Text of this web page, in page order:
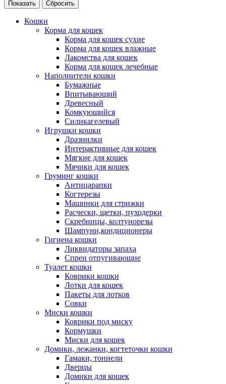
Сбросить
Кошки
Корма для кошек
Корма для кошек сухие
Корма для кошек влажные
Лакомства для кошек
Корма для кошек лечебные
Наполнители кошки
Бумажные
Впитывающий
Древесный
Комкующийся
Силикагелевый
Игрушки кошки
Дразнилки
Интерактивные для кошек
Мягкие для кошек
Мячики для кошек
Груминг кошки
Антицарапки
Когтерезы
Машинки для стрижки
Расчески, щетки, пуходерки
Скребницы, колтунорезы
Шампуни,кондиционеры
Гигиена кошки
Ликвидаторы запаха
Спреи отпугивающие
Туалет кошки
Коврики кошки
Лотки для кошек
Пакеты для лотков
Совки
Миски кошки
Коврики под миску
Кормушки
Миски для кошек
Домики, лежанки, когтеточки кошки
Гамаки, тоннели
Дверцы
Домики для кошек